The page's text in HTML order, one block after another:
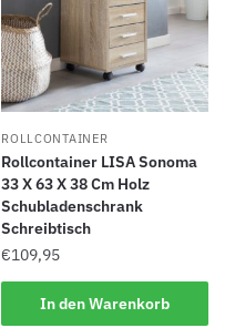
ROLLCONTAINER
Rollcontainer LISA Sonoma
33 X 63 X 38 Cm Holz
Schubladenschrank
Schreibtisch
€109,95
In den Warenkorb